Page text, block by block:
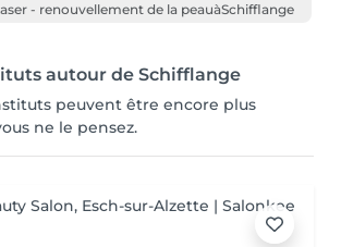
- renouvellement de la peauàSchifflange
autour de Schifflange
peuvent être encore plus
ne le pensez.